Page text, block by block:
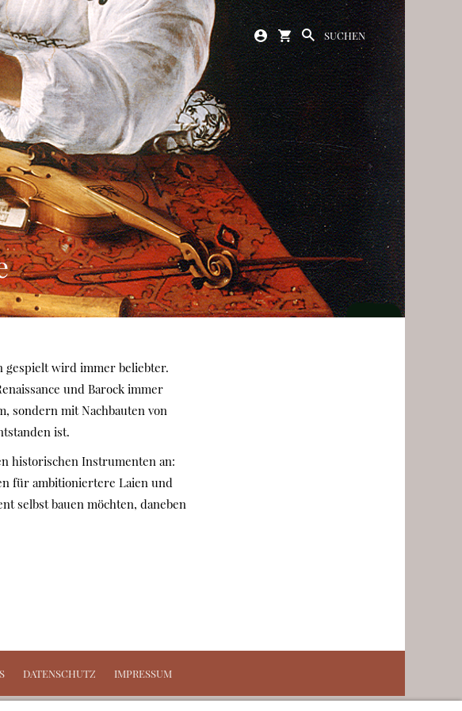
SUCHEN
gespielt wird immer beliebter.
und Barock immer
sondern mit Nachbauten von
ist.
historischen Instrumenten an:
für ambitioniertere Laien und
selbst bauen möchten, daneben
DATENSCHUTZ IMPRESSUM